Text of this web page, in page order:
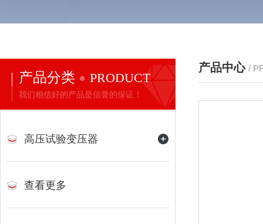
产品分类 PRODUCT
我们相信好的产品是信誉的保证！
高压试验变压器
查看更多
产品中心 /